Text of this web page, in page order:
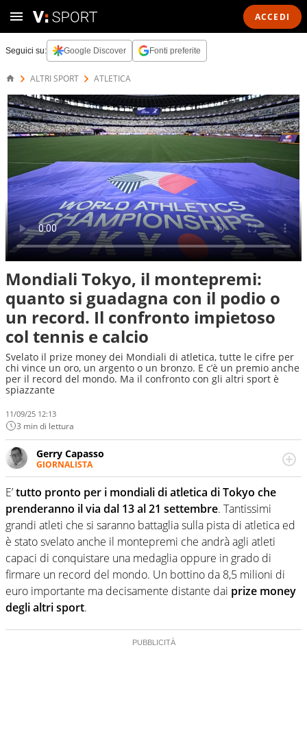
ACCEDI
Seguici su: Google Discover Fonti preferite
ALTRI SPORT ATLETICA
Mondiali Tokyo, il montepremi:
quanto si guadagna con il podio o
un record. Il confronto impietoso
col tennis e calcio
Svelato il prize money dei Mondiali di atletica, tutte le cifre per
chi vince un oro, un argento o un bronzo. E c’è un premio anche
per il record del mondo. Ma il confronto con gli altri sport è
spiazzante
11/09/25 12:13
3 min di lettura
Gerry Capasso
GIORNALISTA
Per lui gli sport americani non hanno segreti: basket,
football, baseball e la capacità innata di trovare la notizia
dove altri non vedono granché
E’tutto pronto per i mondiali di atletica di Tokyo che
prenderanno il via dal 13 al 21 settembre. Tantissimi
grandi atleti che si saranno battaglia sulla pista di atletica ed
è stato svelato anche il montepremi che andrà agli atleti
capaci di conquistare una medaglia oppure in grado di
firmare un record del mondo. Un bottino da 8,5 milioni di
euro importante ma decisamente distante dai prize money
degli altri sport.